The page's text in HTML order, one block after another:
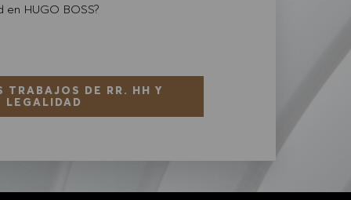
HUGO BOSS?
TRABAJOS DE RR. HH Y
LEGALIDAD